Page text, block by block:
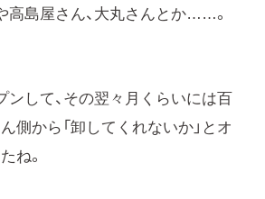
高島屋さん、大丸さんとか……。
して、その翌々月くらいには百
側から「卸してくれないか」とオ
ね。